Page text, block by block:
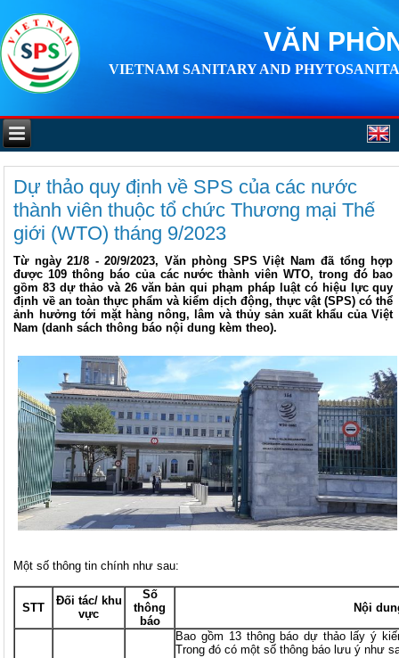
VĂN
VIETNAM SANITARY AND
Dự thảo quy định về SPS của các nước
thành viên thuộc tổ chức Thương mại Thế
giới (WTO) tháng 9/2023
Từ ngày 21/8 - 20/9/2023, Văn phòng SPS Việt Nam đã tổng hợp
được 109 thông báo của các nước thành viên WTO, trong đó bao
gồm 83 dự thảo và 26 văn bản qui phạm pháp luật có hiệu lực quy
định về an toàn thực phẩm và kiểm dịch động, thực vật (SPS) có thể
ảnh hưởng tới mặt hàng nông, lâm và thủy sản xuất khẩu của Việt
Nam (danh sách thông báo nội dung kèm theo).
Một số thông tin chính như sau:
STT
Đối tác/ khu
vực
Số
thông
báo
Nội
Bao gồm 13 thông báo dự thảo lấy ý
Trong đó có một số thông báo lưu ý như